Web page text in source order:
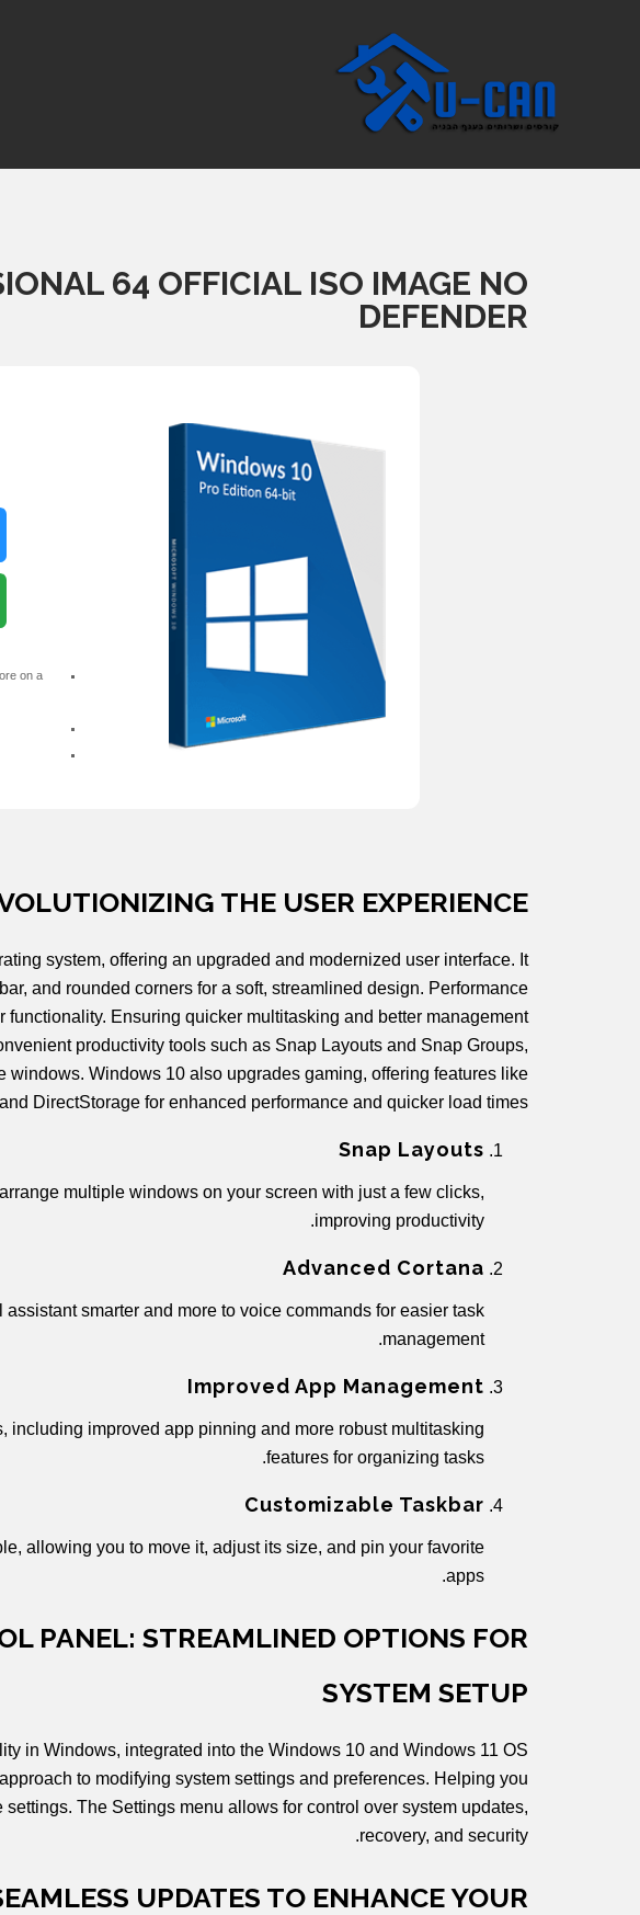
64 OFFICIAL ISO IMAGE NO
DEFENDER
on a
THE USER EXPERIENCE
system, offering an upgraded and modernized user interface. It
and rounded corners for a soft, streamlined design. Performance
Ensuring quicker multitasking and better management
productivity tools such as Snap Layouts and Snap Groups,
windows. Windows 10 also upgrades gaming, offering features like
DirectStorage for enhanced performance and quicker load times.
Snap Layouts
multiple windows on your screen with just a few clicks,
improving productivity.
Advanced Cortana
smarter and more to voice commands for easier task
management.
Improved App Management
including improved app pinning and more robust multitasking
features for organizing tasks.
Customizable Taskbar
allowing you to move it, adjust its size, and pin your favorite
apps.
PANEL: STREAMLINED OPTIONS FOR
SYSTEM SETUP
in Windows, integrated into the Windows 10 and Windows 11 OS
to modifying system settings and preferences. Helping you
The Settings menu allows for control over system updates,
recovery, and security.
UPDATES TO ENHANCE YOUR